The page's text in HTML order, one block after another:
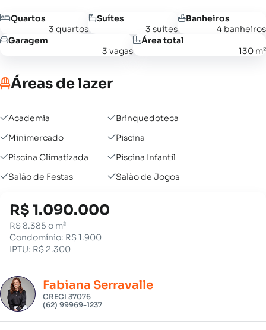
Quartos
3 quartos
Suítes
3 suítes
Banheiros
4 banheiros
Garagem
3 vagas
Área total
130 m²
Áreas de lazer
Academia
Brinquedoteca
Minimercado
Piscina
Piscina Climatizada
Piscina Infantil
Salão de Festas
Salão de Jogos
R$ 1.090.000
R$ 8.385 o m²
Condomínio: R$ 1.900
IPTU: R$ 2.300
Fabiana Serravalle
CRECI 37076
(62) 99969-1237